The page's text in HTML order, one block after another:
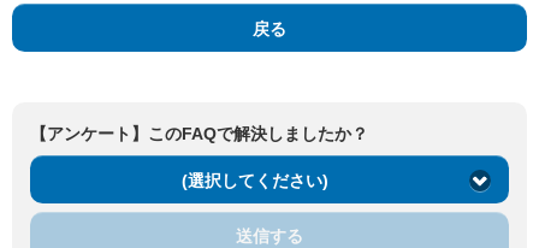
戻る
【アンケート】このFAQで解決しましたか？
(選択してください)
送信する